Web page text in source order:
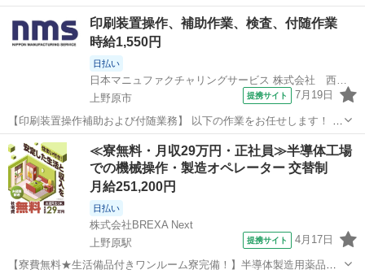
製造の関するプレス機オペレーター【取扱製品情報】フィルム ■お仕
事PR ≪定時で帰ろう≫ 自分の時間をしっかり確保できる、 残業基本
ナシのお仕事♪ ≪女性も活...
上野原市 上野原駅 工場
印刷装置操作、補助作業、検査、付随作業
時給1,550円
日払い
日本マニュファクチャリングサービス 株式会社 西東京支店
上野原市
提携サイト 7月19日
【印刷装置操作補助および付随業務】 以下の作業をお任せします！ ・
印刷装置にて印刷するための準備や操作 ・仕上がりの確認などの補助
作業および製品検査などの付随作業 ＼未経験スタートの先輩が多く活
躍中／ 入社時にしっかり研...
山梨 上野原市 仕分け
≪寮無料・月収29万円・正社員≫半導体工場
での機械操作・製造オペレーター 交替制
月給251,200円
日払い
株式会社BREXA Next
上野原駅
提携サイト 4月17日
【寮費無料★生活備品付きワンルーム寮完備！】半導体製造用薬品の